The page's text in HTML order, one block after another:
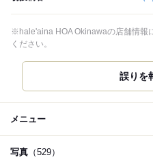
※hale'aina HOA Okinawaの店舗情報
ください。
誤りを
メニュー
写真 （529）